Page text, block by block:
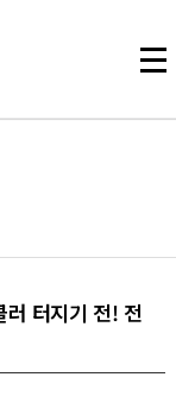
터지기 전! 전